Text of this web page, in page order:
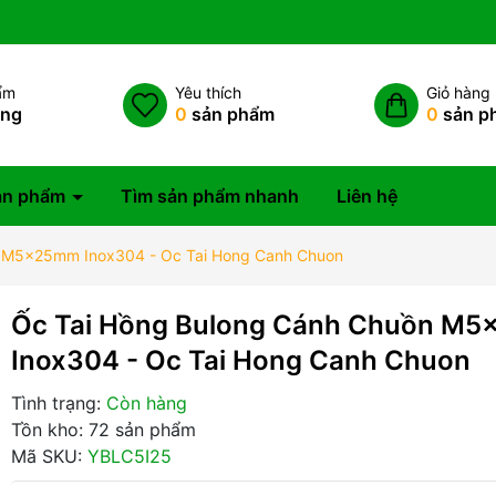
Yêu thích
0 sản phẩm
Giỏ hàng
0 sản
phẩm Tìm sản phẩm nhanh Liên hệ
Inox304 - Oc Tai Hong Canh Chuon
Ốc Tai Hồng Bulong Cánh Chuồn
Inox304 - Oc Tai Hong Canh Chuon
Tình trạng: Còn hàng
Tồn kho: 72 sản phẩm
Mã SKU: YBLC5I25